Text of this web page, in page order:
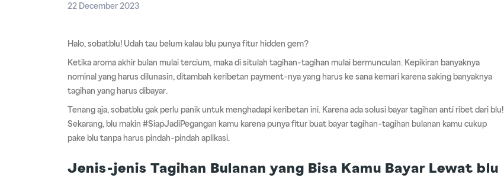
22 December 2023
Halo, sobatblu! Udah tau belum kalau blu punya fitur hidden gem?
Ketika aroma akhir bulan mulai tercium, maka di situlah tagihan-tagihan mulai bermunculan. Kepikiran banyaknya
nominal yang harus dilunasin, ditambah keribetan payment-nya yang harus ke sana kemari karena saking banyaknya
tagihan yang harus dibayar.
Tenang aja, sobatblu gak perlu panik untuk menghadapi keribetan ini. Karena ada solusi bayar tagihan anti ribet dari blu!
Sekarang, blu makin #SiapJadiPegangan kamu karena punya fitur buat bayar tagihan-tagihan bulanan kamu cukup
pake blu tanpa harus pindah-pindah aplikasi.
Jenis-jenis Tagihan Bulanan yang Bisa Kamu Bayar Lewat blu